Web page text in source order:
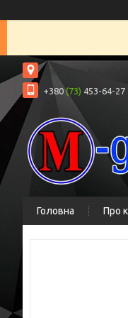
проспект
+380(73) 453-64-27
Головна Про